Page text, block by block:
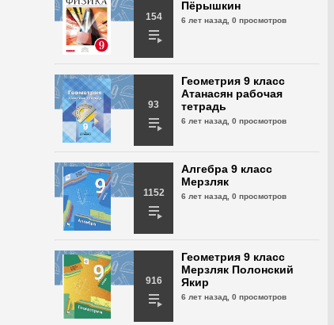
Геометрия 9 класс
Геометрия 9 класс
дидактические
материалы Мерзляк
Геометрия 9 класс
дидактические
материалы Мерзляк
Геометрия 9 класс
дидактические
материалы Мерзляк
№267
154
Пёрышкин
6 лет назад, 0 просмотров
93
Геометрия 9 класс
Атанасян рабочая
тетрадь
6 лет назад, 0 просмотров
1152
Алгебра 9 класс
Мерзляк
6 лет назад, 0 просмотров
916
Геометрия 9 класс
Мерзляк Полонский
Якир
6 лет назад, 0 просмотров